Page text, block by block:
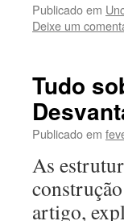
Publicado em
Deixe um
Tudo
Publicado em
As
artigo,